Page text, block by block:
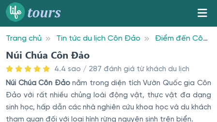
Trang chủ Tin tức du lịch Côn Đảo
Điểm đến Côn
Đảo
Núi Chúa Côn Đảo
Núi Chúa Côn Đảo
4.4 sao / 287 đánh giá từ khách du lịch
Núi Chúa Côn Đảonằm trong diện tích Vườn Quốc gia Côn
Đảo với rất nhiều chủng loài động vật, thực vật đa dạng
sinh học, hấp dẫn các nhà nghiên cứu khoa học và du khách
tham quan đối với loại hình rừng nguyên sinh trên biển.